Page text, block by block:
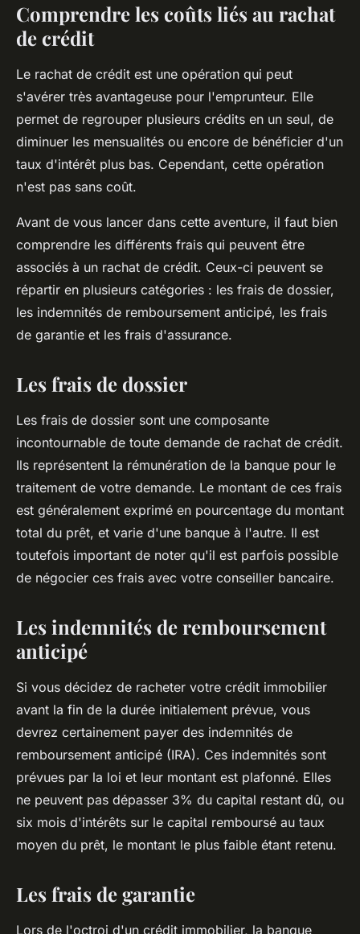
Comprendre les coûts liés au rachat
de crédit
Le rachat de crédit est une opération qui peut
s'avérer très avantageuse pour l'emprunteur. Elle
permet de regrouper plusieurs crédits en un seul, de
diminuer les mensualités ou encore de bénéficier d'un
taux d'intérêt plus bas. Cependant, cette opération
n'est pas sans coût.
Avant de vous lancer dans cette aventure, il faut bien
comprendre les différents frais qui peuvent être
associés à un rachat de crédit. Ceux-ci peuvent se
répartir en plusieurs catégories : les frais de dossier,
les indemnités de remboursement anticipé, les frais
de garantie et les frais d'assurance.
Les frais de dossier
Les frais de dossier sont une composante
incontournable de toute demande de rachat de crédit.
Ils représentent la rémunération de la banque pour le
traitement de votre demande. Le montant de ces frais
est généralement exprimé en pourcentage du montant
total du prêt, et varie d'une banque à l'autre. Il est
toutefois important de noter qu'il est parfois possible
de négocier ces frais avec votre conseiller bancaire.
Les indemnités de remboursement
anticipé
Si vous décidez de racheter votre crédit immobilier
avant la fin de la durée initialement prévue, vous
devrez certainement payer des indemnités de
remboursement anticipé (IRA). Ces indemnités sont
prévues par la loi et leur montant est plafonné. Elles
ne peuvent pas dépasser 3% du capital restant dû, ou
six mois d'intérêts sur le capital remboursé au taux
moyen du prêt, le montant le plus faible étant retenu.
Les frais de garantie
Lors de l'octroi d'un crédit immobilier, la banque